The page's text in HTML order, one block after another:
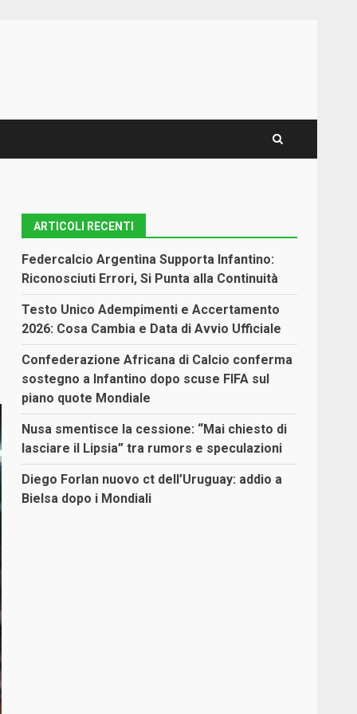
ARTICOLI RECENTI
Federcalcio Argentina Supporta Infantino:
Riconosciuti Errori, Si Punta alla Continuità
Testo Unico Adempimenti e Accertamento
2026: Cosa Cambia e Data di Avvio Ufficiale
Confederazione Africana di Calcio conferma
sostegno a Infantino dopo scuse FIFA sul
piano quote Mondiale
Nusa smentisce la cessione: “Mai chiesto di
lasciare il Lipsia” tra rumors e speculazioni
Diego Forlan nuovo ct dell’Uruguay: addio a
Bielsa dopo i Mondiali